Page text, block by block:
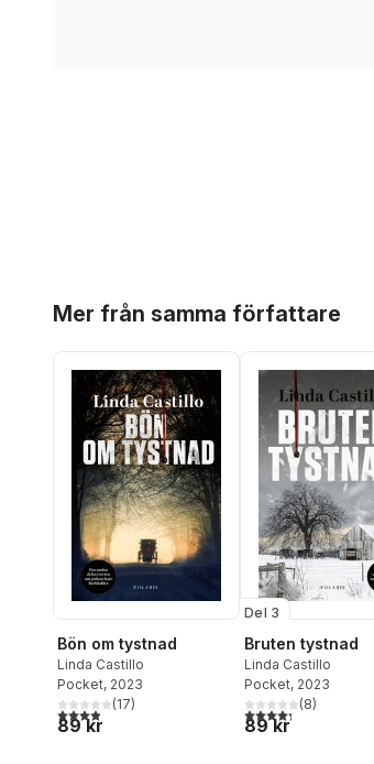
Mer från samma författare
Bön om tystnad
Linda Castillo
Pocket, 2023
3,9utav 5 stjärnor. Totalt antal röster:
(17)
89 kr
Del 3
Bruten tystnad
Linda Castillo
Pocket, 2023
4,3utav 5 stjärnor.
(8)
89 kr